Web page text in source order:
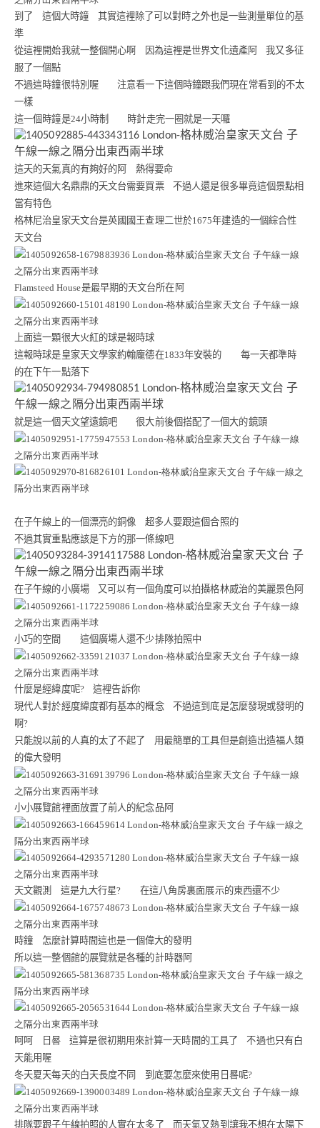
到了 這個大時鐘
其實這裡除了可以對時之外也是一些測量單位的基
準
從這裡開始我就一整個開心啊
因為這裡是世界文化遺產阿
我又多征
服了一個點
不過這時鐘很特別喔 注意看一下這個時鐘跟我們現在常看到的不太
一樣
這一個時鐘是24小時制 時針走完一圈就是一天囉
這天的天氣真的有夠好的阿
熱得要命
進來這個大名鼎鼎的天文台需要買票
不過人還是很多畢竟這個景點相
當有特色
格林尼治皇家天文台是英國國王查理二世於1675年建造的一個綜合性
天文台
Flamsteed House是最早期的天文台所在阿
上面這一顆很大火紅的球是報時球
這報時球是皇家天文學家約翰龐德在1833年安裝的 每一天都準時
的在下午一點落下
就是這一個天文望遠鏡吧 很大前後個搭配了一個大的鏡頭
在子午線上的一個漂亮的銅像
超多人要跟這個合照的
不過其實重點應該是下方的那一條線吧
在子午線的小廣場 又可以有一個角度可以拍攝格林威治的美麗景色阿
小巧的空間 這個廣場人還不少排隊拍照中
什麼是經緯度呢?這裡告訴你
現代人對於經度緯度都有基本的概念
不過這到底是怎麼發現或發明的
啊?
只能說以前的人真的太了不起了
用最簡單的工具但是創造出造福人類
的偉大發明
小小展覽館裡面放置了前人的紀念品阿
天文觀測 這是九大行星? 在這八角房裏面展示的東西還不少
時鐘
怎麼計算時間這也是一個偉大的發明
所以這一整個館的展覽就是各種的計時器阿
呵呵 日晷 這算是很初期用來計算一天時間的工具了
不過也只有白
天能用喔
冬天夏天每天的白天長度不同
到底要怎麼來使用日晷呢?
排隊要跟子午線拍照的人實在太多了 而天氣又熱到讓我不想在太陽下